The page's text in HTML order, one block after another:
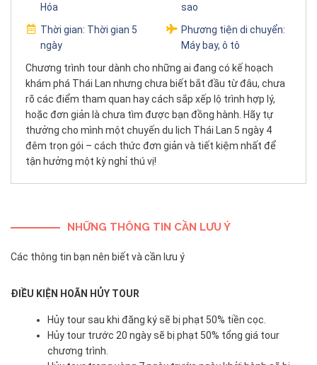
Hóa
sao
Thời gian: Thời gian 5
ngày
Phương tiện di chuyển:
Máy bay, ô tô
Chương trình tour dành cho những ai đang có kế hoạch
khám phá Thái Lan nhưng chưa biết bắt đầu từ đâu, chưa
rõ các điểm tham quan hay cách sắp xếp lộ trình hợp lý,
hoặc đơn giản là chưa tìm được bạn đồng hành. Hãy tự
thưởng cho mình một chuyến du lịch Thái Lan 5 ngày 4
đêm trọn gói – cách thức đơn giản và tiết kiệm nhất để
tận hưởng một kỳ nghỉ thú vị!
NHỮNG THÔNG TIN CẦN LƯU Ý
Các thông tin bạn nên biết và cần lưu ý
ĐIỀU KIỆN HOÃN HỦY TOUR
Hủy tour sau khi đăng ký sẽ bị phạt 50% tiền cọc.
Hủy tour trước 20 ngày sẽ bị phạt 50% tổng giá tour
chương trình.